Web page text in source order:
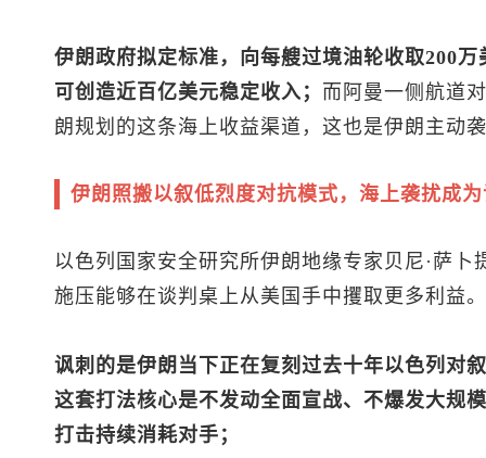
伊朗政府拟定标准，向每艘过境油轮收取200
可创造近百亿美元稳定收入； 而阿曼一侧航道
朗规划的这条海上收益渠道，这也是伊朗主动
伊朗照搬以叙低烈度对抗模式，海上袭扰成
以色列国家安全研究所伊朗地缘专家贝尼·萨
施压能够在谈判桌上从美国手中攫取更多利益。
讽刺的是伊朗当下正在复刻过去十年以色列对
这套打法核心是不发动全面宣战、不爆发大规
打击持续消耗对手；